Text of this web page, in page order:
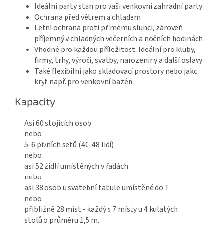
Ideální party stan pro vaši venkovní zahradní party
Ochrana před větrem a chladem
Letní ochrana proti přímému slunci, zároveň
příjemný v chladných večerních a nočních hodinách
Vhodné pro každou příležitost. Ideální pro kluby,
firmy, trhy, výročí, svatby, narozeniny a další oslavy
Také flexibilní jako skladovací prostory nebo jako
kryt např. pro venkovní bazén
Kapacity
Asi 60 stojících osob
nebo
5-6 pivních setů (40-48 lidí)
nebo
asi 52 židlí umístěných v řadách
nebo
asi 38 osob u svatební tabule umístěné do T
nebo
přibližně 28 míst - každý s 7 místy u 4 kulatých
stolů o průměru 1,5 m.